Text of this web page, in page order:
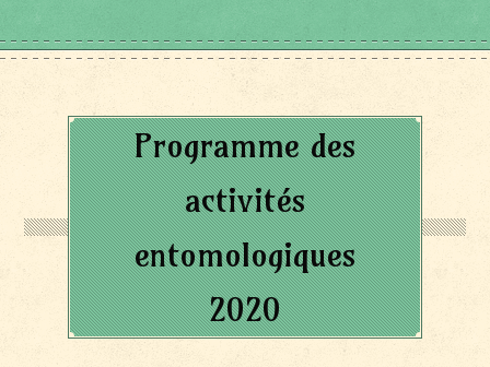
Programme des
activités
entomologiques
2020